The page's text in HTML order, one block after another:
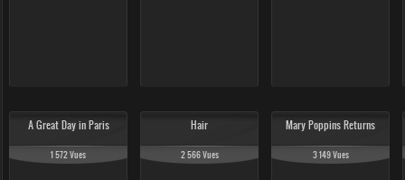
A Great Day in Paris
1 572 Vues
Hair
2 566 Vues
Mary Poppins Returns
3 149 Vues